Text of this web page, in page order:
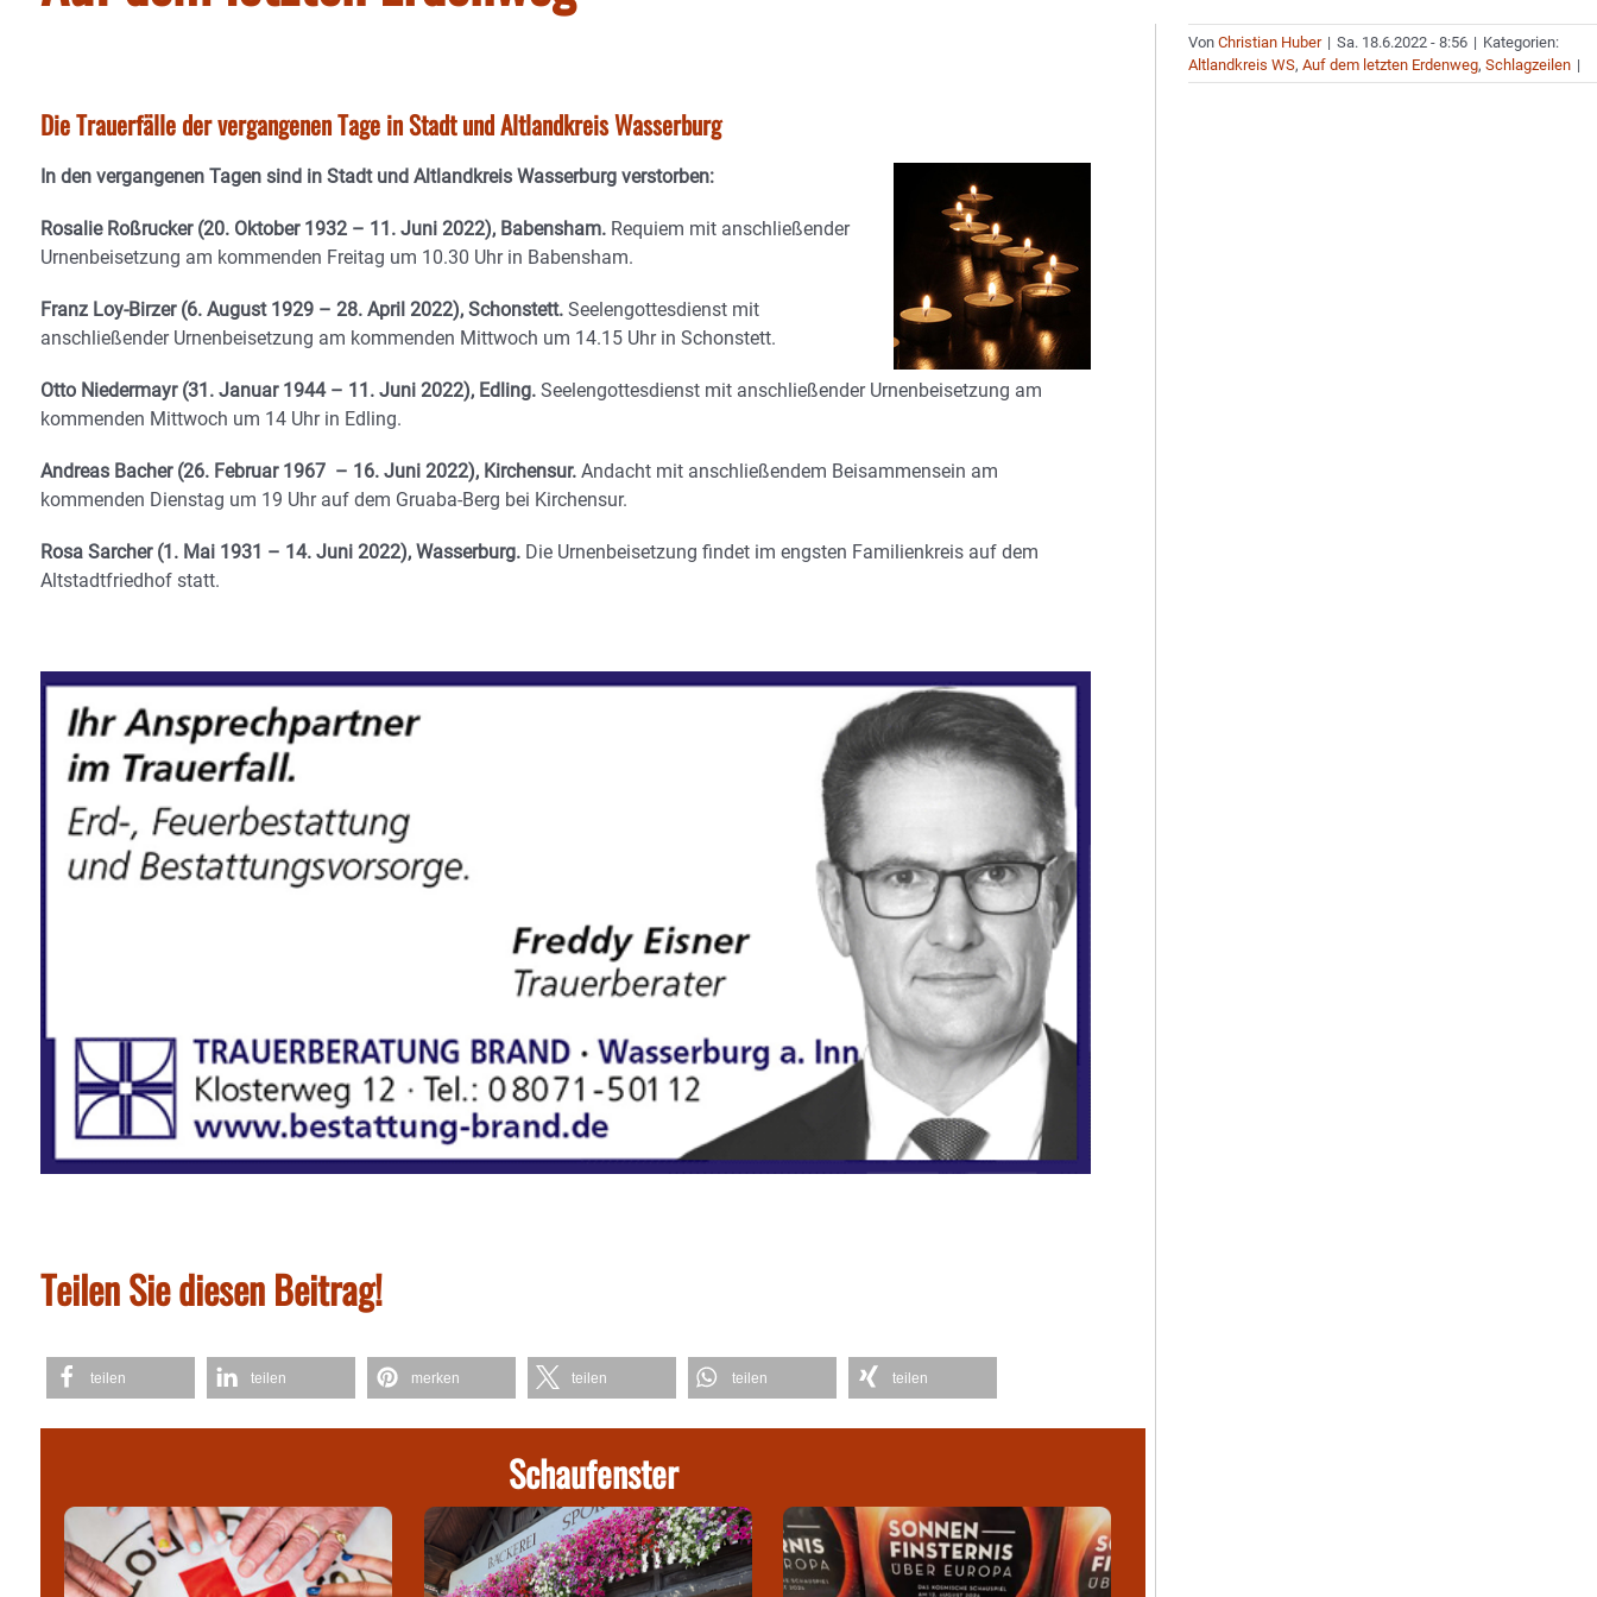
Die Trauerfälle der vergangenen Tage in Stadt und Altlandkreis Wasserburg
In den vergangenen Tagen sind in Stadt und Altlandkreis Wasserburg verstorben:
Rosalie Roßrucker (20. Oktober 1932 – 11. Juni 2022), Babensham. Requiem mit anschließender
Urnenbeisetzung am kommenden Freitag um 10.30 Uhr in Babensham.
Franz Loy-Birzer (6. August 1929 – 28. April 2022), Schonstett. Seelengottesdienst mit
anschließender Urnenbeisetzung am kommenden Mittwoch um 14.15 Uhr in Schonstett.
Otto Niedermayr (31. Januar 1944 – 11. Juni 2022), Edling. Seelengottesdienst mit anschließender Urnenbeisetzung am
kommenden Mittwoch um 14 Uhr in Edling.
Andreas Bacher (26. Februar 1967 – 16. Juni 2022), Kirchensur. Andacht mit anschließendem Beisammensein am
kommenden Dienstag um 19 Uhr auf dem Gruaba-Berg bei Kirchensur.
Rosa Sarcher (1. Mai 1931 – 14. Juni 2022), Wasserburg. Die Urnenbeisetzung findet im engsten Familienkreis auf dem
Altstadtfriedhof statt.
Teilen Sie diesen Beitrag!
teilen teilen merken teilen teilen teilen
Schaufenster
VonChristian Huber | Sa. 18.6.2022 - 8:56 | Kategorien:
Altlandkreis WS,Auf dem letzten Erdenweg,Schlagzeilen |